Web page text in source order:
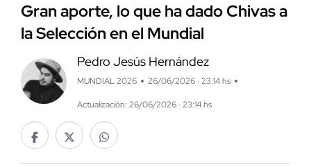
Gran aporte, lo que ha dado Chivas a
la Selección en el Mundial
Pedro Jesús Hernández
MUNDIAL 2026 26/06/2026 · 23:14 hs
Actualización: 26/06/2026 · 23:14 hs